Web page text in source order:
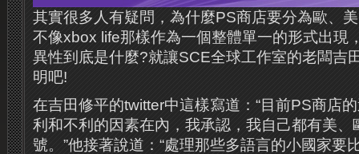
其實很多人有疑問，為什麼PS商店要分為歐、
不像xbox life那樣作為一個整體單一的形式出現
異性到底是什麼?就讓SCE全球工作室的老闆吉
明吧!
在吉田修平的twitter中這樣寫道：“目前PS商店
利和不利的因素在內，我承認，我自己都有美、
號。”他接著說道：“處理那些多語言的小國家要